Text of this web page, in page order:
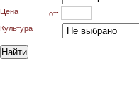
Цена
от:
Культура